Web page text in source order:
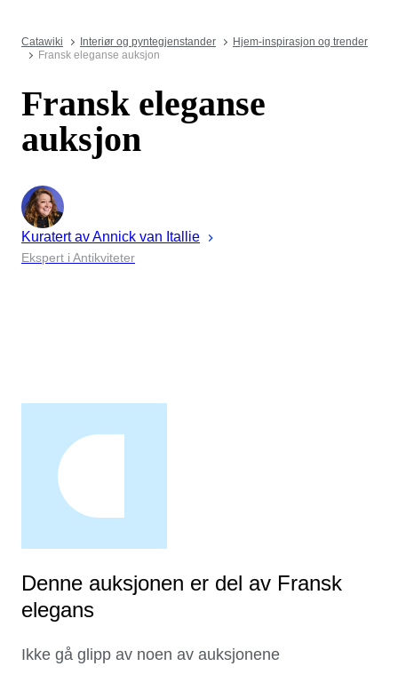
Catawiki Interiør og pyntegjenstander
Hjem-inspirasjon og trender
Fransk eleganse auksjon
Fransk eleganse
auksjon
Kuratert avAnnick van Itallie
Ekspert i Antikviteter
Denne auksjonen er del av Fransk
elegans
Ikke gå glipp av noen av auksjonene